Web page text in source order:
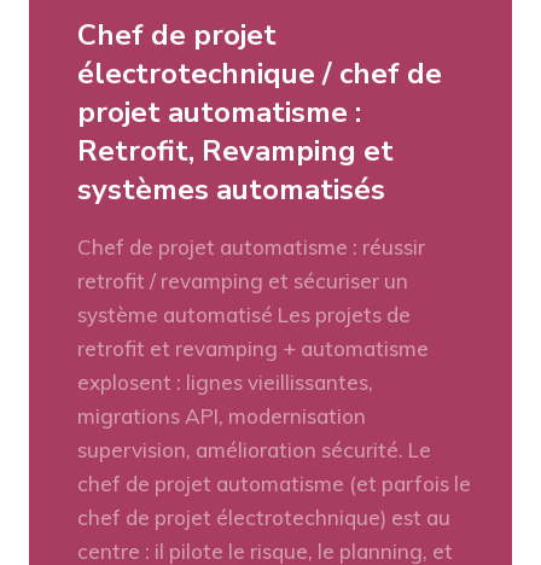
Chef de projet
électrotechnique / chef de
projet automatisme :
Retrofit, Revamping et
systèmes automatisés
Chef de projet automatisme : réussir
retrofit / revamping et sécuriser un
système automatisé Les projets de
retrofit et revamping + automatisme
explosent : lignes vieillissantes,
migrations API, modernisation
supervision, amélioration sécurité. Le
chef de projet automatisme (et parfois le
chef de projet électrotechnique) est au
centre : il pilote le risque, le planning, et